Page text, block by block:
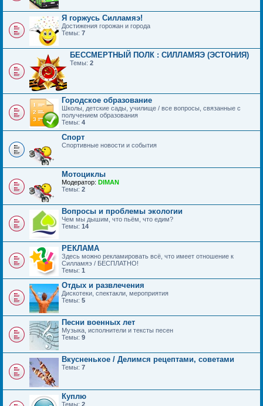
Я горжусь Силламяэ!
Достижения горожан и города
Темы: 7
БЕССМЕРТНЫЙ ПОЛК : СИЛЛАМЯЭ (ЭСТОНИЯ)
Темы: 2
Городское образование
Школы, детские сады, училище / все вопросы, связанные с
получением образования
Темы: 4
Спорт
Спортивные новости и события
Мотоциклы
Модератор: DIMAN
Темы: 2
Вопросы и проблемы экологии
Чем мы дышим, что пьём, что едим?
Темы: 14
РЕКЛАМА
Здесь можно рекламировать всё, что имеет отношение к
Силламяэ / БЕСПЛАТНО!
Темы: 1
Отдых и развлечения
Дискотеки, спектакли, мероприятия
Темы: 5
Песни военных лет
Музыка, исполнители и тексты песен
Темы: 9
Вкусненькое / Делимся рецептами, советами
Темы: 7
Куплю
Темы: 2